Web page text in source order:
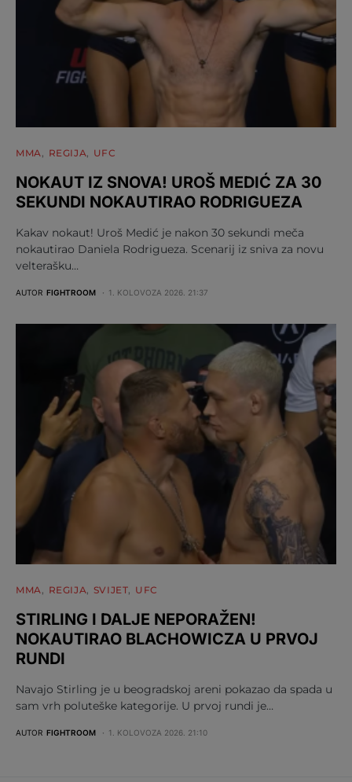
MMA REGIJA UFC
NOKAUT IZ SNOVA! UROŠ MEDIĆ ZA 30
SEKUNDI NOKAUTIRAO RODRIGUEZA
Kakav nokaut! Uroš Medić je nakon 30 sekundi meča
nokautirao Daniela Rodrigueza. Scenarij iz sniva za novu
velterašku…
AUTOR FIGHTROOM 1. KOLOVOZA 2026. 21:37
MMA REGIJA SVIJET UFC
STIRLING I DALJE NEPORAŽEN!
NOKAUTIRAO BLACHOWICZA U PRVOJ
RUNDI
Navajo Stirling je u beogradskoj areni pokazao da spada u
sam vrh poluteške kategorije. U prvoj rundi je…
AUTOR FIGHTROOM 1. KOLOVOZA 2026. 21:10